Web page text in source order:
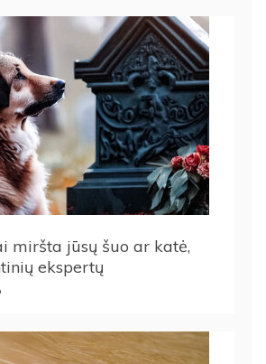
miršta jūsų šuo ar katė,
ekspertų